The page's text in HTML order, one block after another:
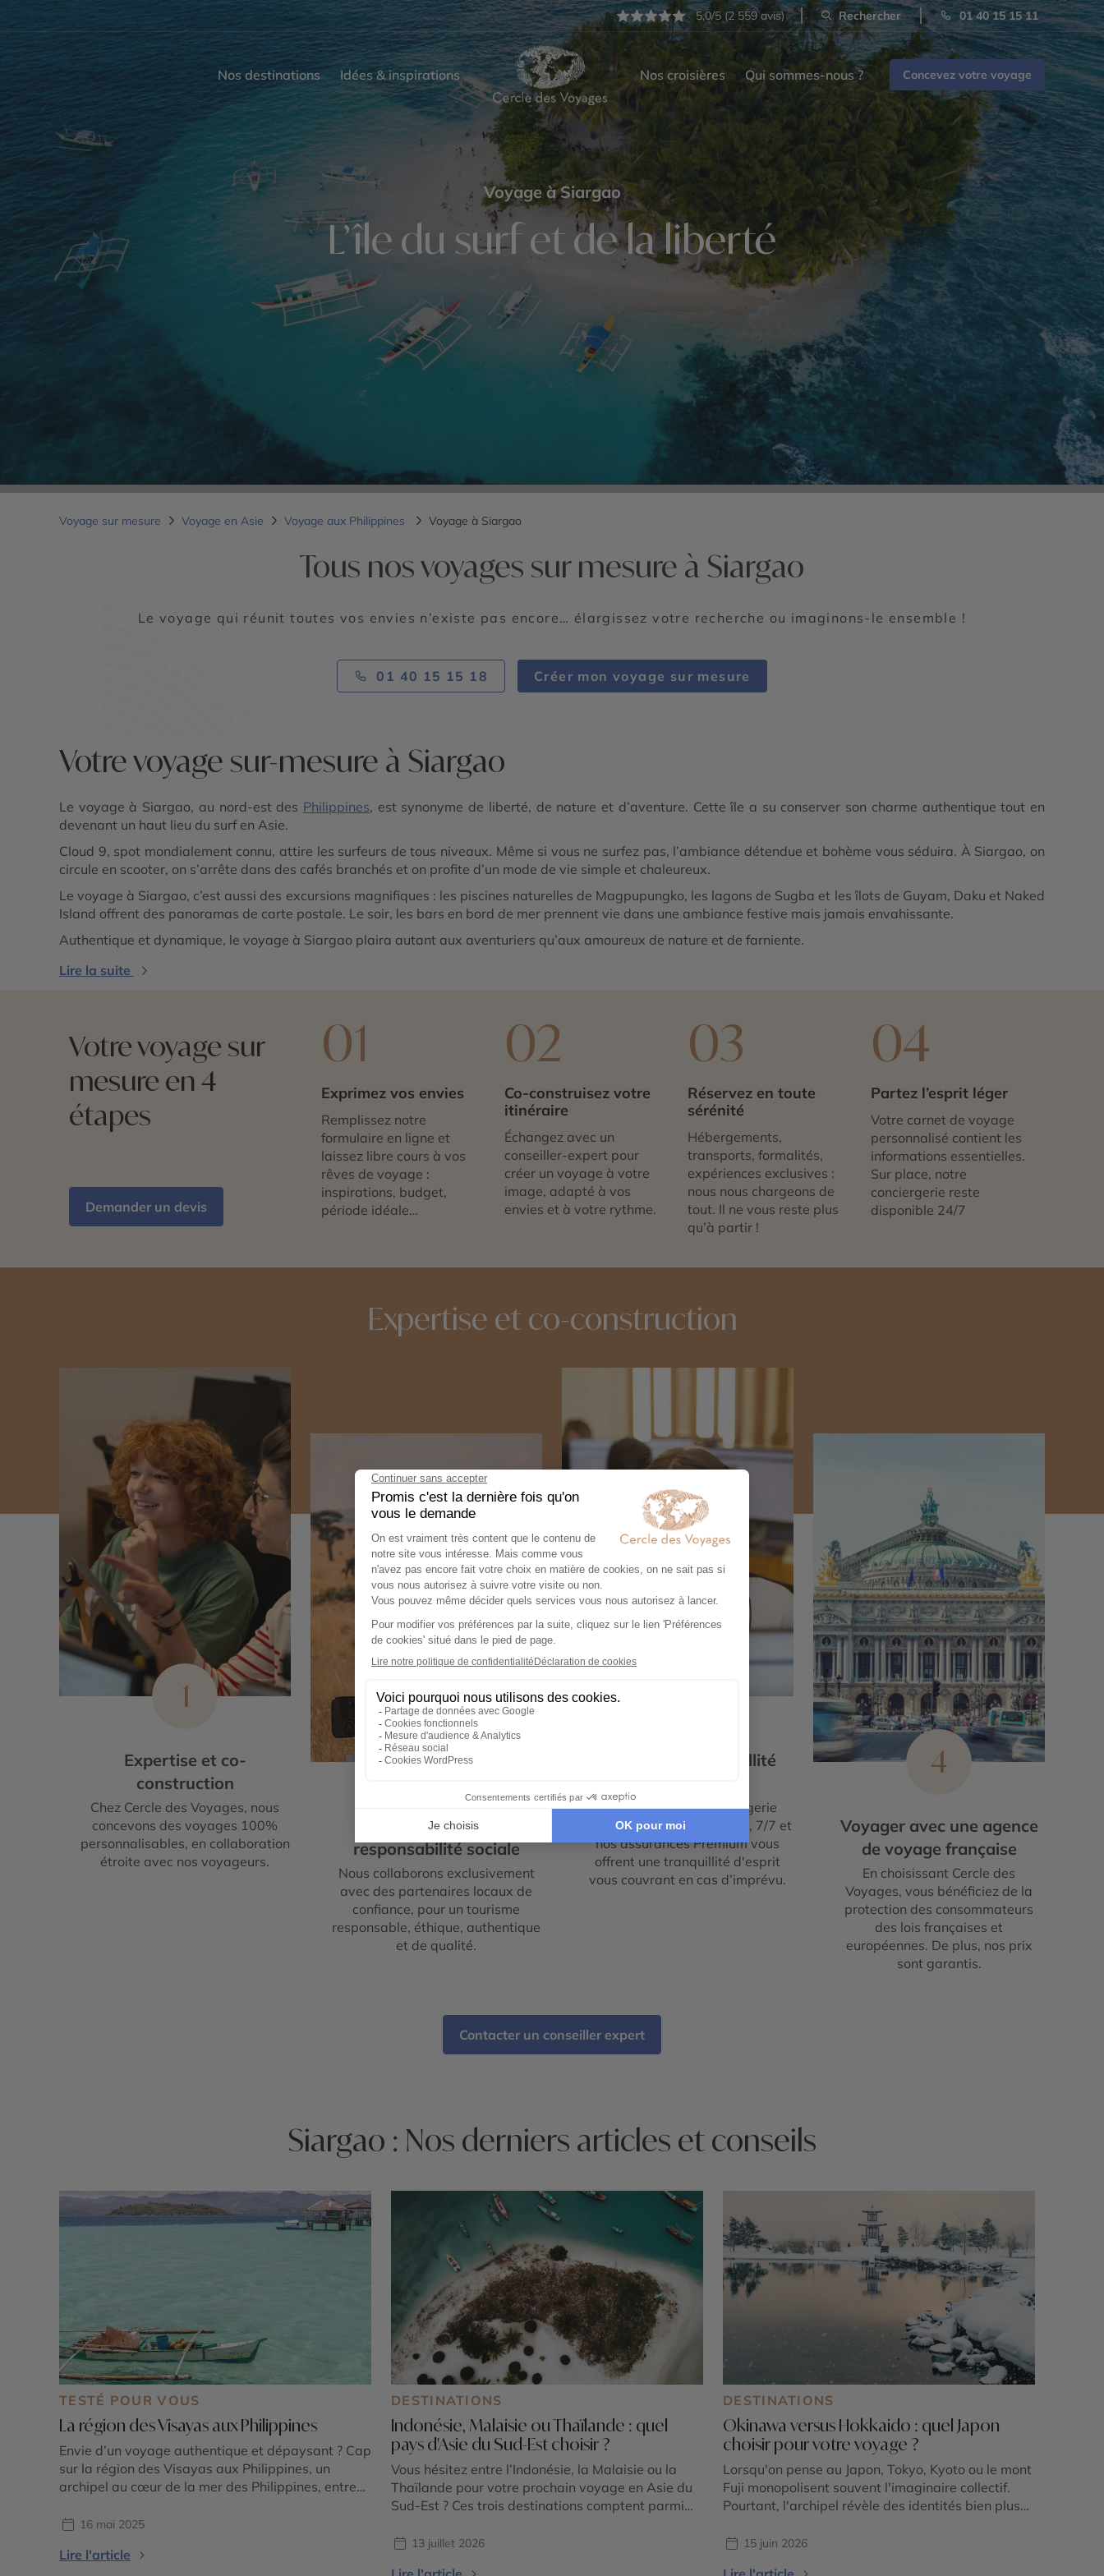
5,0/5 (2 559 avis) Rechercher 01 40 15 15 11
Nos destinations Idées & inspirations Nos croisières Qui sommes-nous ? Concevez votre voyage
Voyage à Siargao
L’île du surf et de la liberté
Voyage sur mesure Voyage en Asie Voyage aux Philippines Voyage à Siargao
Tous nos voyages sur mesure à Siargao
Le voyage qui réunit toutes vos envies n’existe pas encore… élargissez votre recherche ou imaginons-le ensemble !
01 40 15 15 18 Créer mon voyage sur mesure
Votre voyage sur-mesure à Siargao
Le voyage à Siargao, au nord-est des Philippines, est synonyme de liberté, de nature et d’aventure. Cette île a su conserver son charme authentique tout en
devenant un haut lieu du surf en Asie.
Cloud 9, spot mondialement connu, attire les surfeurs de tous niveaux. Même si vous ne surfez pas, l’ambiance détendue et bohème vous séduira. À Siargao, on
circule en scooter, on s’arrête dans des cafés branchés et on profite d’un mode de vie simple et chaleureux.
Le voyage à Siargao, c’est aussi des excursions magnifiques : les piscines naturelles de Magpupungko, les lagons de Sugba et les îlots de Guyam, Daku et Naked
Island offrent des panoramas de carte postale. Le soir, les bars en bord de mer prennent vie dans une ambiance festive mais jamais envahissante.
Authentique et dynamique, le voyage à Siargao plaira autant aux aventuriers qu’aux amoureux de nature et de farniente.
Lire la suite
Votre voyage sur
mesure en 4
étapes
Demander un devis
01
Exprimez vos envies
Remplissez notre
formulaire en ligne et
laissez libre cours à vos
rêves de voyage :
inspirations, budget,
période idéale…
02
Co-construisez votre
itinéraire
Échangez avec un
conseiller-expert pour
créer un voyage à votre
image, adapté à vos
envies et à votre rythme.
03
Réservez en toute
sérénité
Hébergements,
transports, formalités,
expériences exclusives :
nous nous chargeons de
tout. Il ne vous reste plus
qu’à partir !
04
Partez l’esprit léger
Votre carnet de voyage
personnalisé contient les
informations essentielles.
Sur place, notre
conciergerie reste
disponible 24/7
Expertise et co-construction
1
Expertise et co-
construction
Chez Cercle des Voyages, nous
concevons des voyages 100%
personnalisables, en collaboration
étroite avec nos voyageurs.
2
Engagement local et
responsabilité sociale
Nous collaborons exclusivement
avec des partenaires locaux de
confiance, pour un tourisme
responsable, éthique, authentique
et de qualité.
Garantie et tranquillité
Notre service de conciergerie
francophone est disponible, 7/7 et
nos assurances Premium vous
offrent une tranquillité d'esprit
vous couvrant en cas d’imprévu.
4
Voyager avec une agence
de voyage française
En choisissant Cercle des
Voyages, vous bénéficiez de la
protection des consommateurs
des lois françaises et
européennes. De plus, nos prix
sont garantis.
Contacter un conseiller expert
Siargao : Nos derniers articles et conseils
TESTÉ POUR VOUS
La région des Visayas aux Philippines
Envie d’un voyage authentique et dépaysant ? Cap
sur la région des Visayas aux Philippines, un
archipel au cœur de la mer des Philippines, entre
villages pittoresques. Guillaume, conseiller expert
d’un éductour riche en découvertes. Retour sur une
16 mai 2025
Lire l'article
DESTINATIONS
Indonésie, Malaisie ou Thaïlande : quel
pays d'Asie du Sud-Est choisir ?
Vous hésitez entre l’Indonésie, la Malaisie ou la
Thaïlande pour votre prochain voyage en Asie du
Sud-Est ? Ces trois destinations comptent parmi
chacune une expérience unique. Entre volcans
13 juillet 2026
DESTINATIONS
Okinawa versus Hokkaido : quel Japon
choisir pour votre voyage ?
Lorsqu'on pense au Japon, Tokyo, Kyoto ou le mont
Fuji monopolisent souvent l'imaginaire collectif.
Pourtant, l'archipel révèle des identités bien plus
territoires aux antipodes l'un de l'autre. Au sud,
15 juin 2026